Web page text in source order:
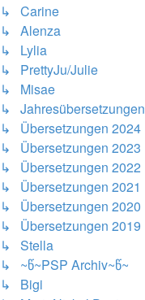
↳ Carine
↳ Alenza
↳ Lylia
↳ PrettyJu/Julie
↳ Misae
↳ Jahresübersetzungen
↳ Übersetzungen 2024
↳ Übersetzungen 2023
↳ Übersetzungen 2022
↳ Übersetzungen 2021
↳ Übersetzungen 2020
↳ Übersetzungen 2019
↳ Stella
↳ ~წ~PSP Archiv~წ~
↳ Bigi